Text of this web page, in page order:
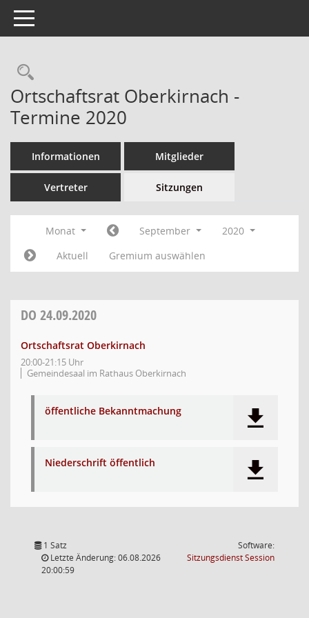
Toggle navigation
Ortschaftsrat Oberkirnach -
Termine 2020
Informationen Mitglieder
Vertreter Sitzungen
Monat September
2020
Aktuell
Gremium auswählen
DO 24.09.2020
Ortschaftsrat Oberkirnach
20:00-21:15 Uhr
Gemeindesaal im Rathaus Oberkirnach
öffentliche Bekanntmachung
Niederschrift öffentlich
1 Satz
Letzte Änderung: 06.08.2026
20:00:59
Software:
SitzungsdienstSession(Wird in